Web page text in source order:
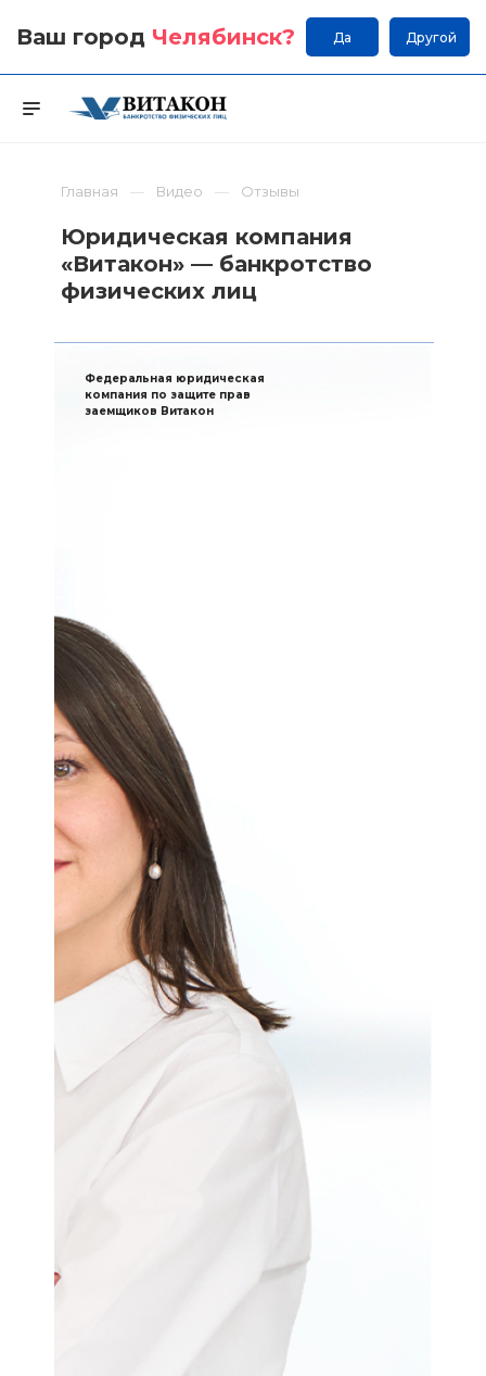
Ваш город Челябинск? Да Другой
Главная Видео Отзывы
Юридическая компания
«Витакон» — банкротство
физических лиц
Федеральная юридическая
компания по защите прав
заемщиков Витакон